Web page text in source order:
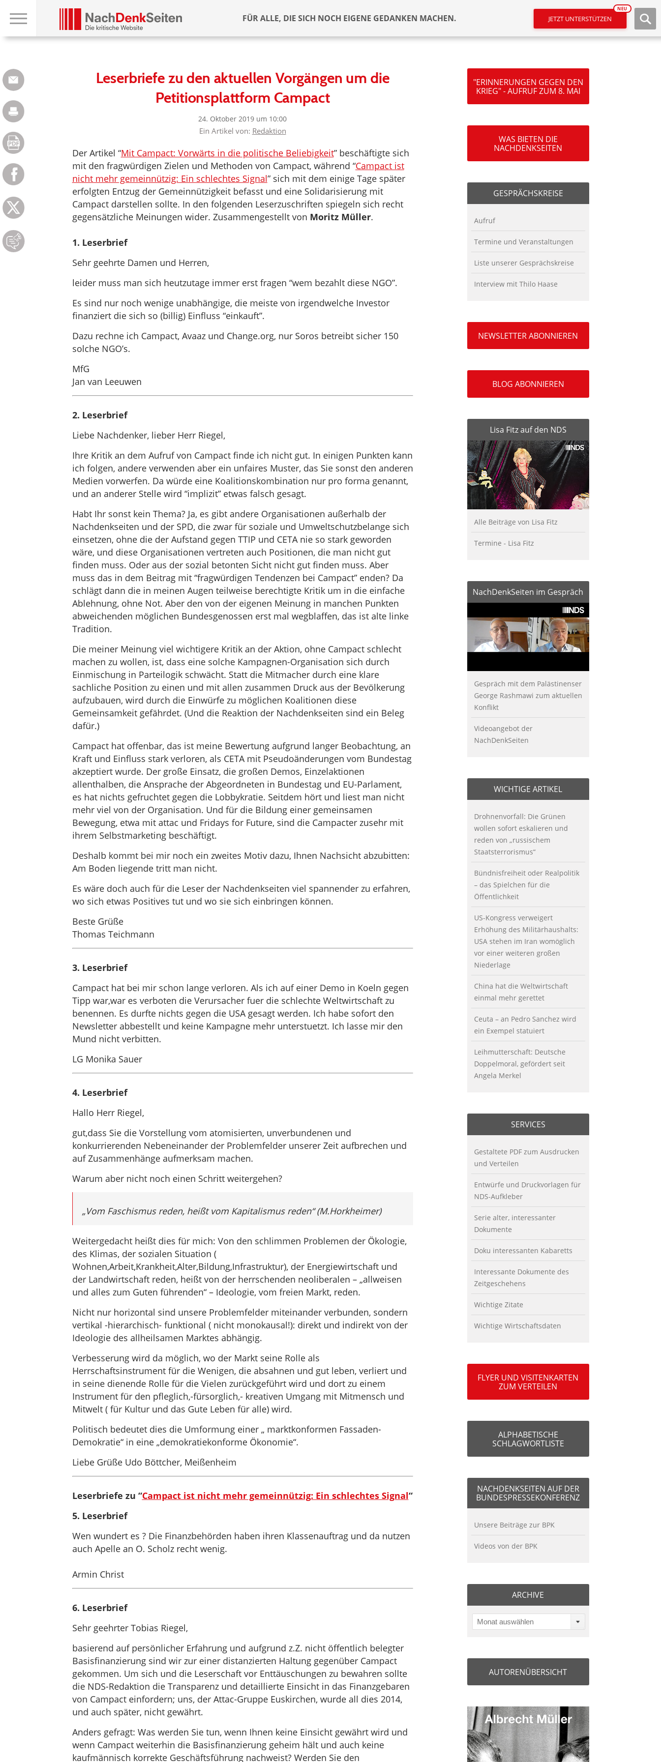
FÜR ALLE, DIE SICH NOCH EIGENE GEDANKEN MACHEN. JETZT UNTERSTÜTZEN
NEU
Leserbriefe zu den aktuellen Vorgängen um die
Petitionsplattform Campact
24. Oktober 2019 um 10:00
Ein Artikel von: Redaktion
Der Artikel “Mit Campact: Vorwärts in die politische Beliebigkeit” beschäftigte sich
mit den fragwürdigen Zielen und Methoden von Campact, während “Campact ist
nicht mehr gemeinnützig: Ein schlechtes Signal” sich mit dem einige Tage später
erfolgten Entzug der Gemeinnützigkeit befasst und eine Solidarisierung mit
Campact darstellen sollte. In den folgenden Leserzuschriften spiegeln sich recht
gegensätzliche Meinungen wider. Zusammengestellt von Moritz Müller.
1. Leserbrief
Sehr geehrte Damen und Herren,
leider muss man sich heutzutage immer erst fragen “wem bezahlt diese NGO”.
Es sind nur noch wenige unabhängige, die meiste von irgendwelche Investor
finanziert die sich so (billig) Einfluss “einkauft”.
Dazu rechne ich Campact, Avaaz und Change.org, nur Soros betreibt sicher 150
solche NGO’s.
MfG
Jan van Leeuwen
2. Leserbrief
Liebe Nachdenker, lieber Herr Riegel,
Ihre Kritik an dem Aufruf von Campact finde ich nicht gut. In einigen Punkten kann
ich folgen, andere verwenden aber ein unfaires Muster, das Sie sonst den anderen
Medien vorwerfen. Da würde eine Koalitionskombination nur pro forma genannt,
und an anderer Stelle wird “implizit” etwas falsch gesagt.
Habt Ihr sonst kein Thema? Ja, es gibt andere Organisationen außerhalb der
Nachdenkseiten und der SPD, die zwar für soziale und Umweltschutzbelange sich
einsetzen, ohne die der Aufstand gegen TTIP und CETA nie so stark geworden
wäre, und diese Organisationen vertreten auch Positionen, die man nicht gut
finden muss. Oder aus der sozial betonten Sicht nicht gut finden muss. Aber
muss das in dem Beitrag mit “fragwürdigen Tendenzen bei Campact” enden? Da
schlägt dann die in meinen Augen teilweise berechtigte Kritik um in die einfache
Ablehnung, ohne Not. Aber den von der eigenen Meinung in manchen Punkten
abweichenden möglichen Bundesgenossen erst mal wegblaffen, das ist alte linke
Tradition.
Die meiner Meinung viel wichtigere Kritik an der Aktion, ohne Campact schlecht
machen zu wollen, ist, dass eine solche Kampagnen-Organisation sich durch
Einmischung in Parteilogik schwächt. Statt die Mitmacher durch eine klare
sachliche Position zu einen und mit allen zusammen Druck aus der Bevölkerung
aufzubauen, wird durch die Einwürfe zu möglichen Koalitionen diese
Gemeinsamkeit gefährdet. (Und die Reaktion der Nachdenkseiten sind ein Beleg
dafür.)
Campact hat offenbar, das ist meine Bewertung aufgrund langer Beobachtung, an
Kraft und Einfluss stark verloren, als CETA mit Pseudoänderungen vom Bundestag
akzeptiert wurde. Der große Einsatz, die großen Demos, Einzelaktionen
allenthalben, die Ansprache der Abgeordneten in Bundestag und EU-Parlament,
es hat nichts gefruchtet gegen die Lobbykratie. Seitdem hört und liest man nicht
mehr viel von der Organisation. Und für die Bildung einer gemeinsamen
Bewegung, etwa mit attac und Fridays for Future, sind die Campacter zusehr mit
ihrem Selbstmarketing beschäftigt.
Deshalb kommt bei mir noch ein zweites Motiv dazu, Ihnen Nachsicht abzubitten:
Am Boden liegende tritt man nicht.
Es wäre doch auch für die Leser der Nachdenkseiten viel spannender zu erfahren,
wo sich etwas Positives tut und wo sie sich einbringen können.
Beste Grüße
Thomas Teichmann
3. Leserbrief
Campact hat bei mir schon lange verloren. Als ich auf einer Demo in Koeln gegen
Tipp war,war es verboten die Verursacher fuer die schlechte Weltwirtschaft zu
benennen. Es durfte nichts gegen die USA gesagt werden. Ich habe sofort den
Newsletter abbestellt und keine Kampagne mehr unterstuetzt. Ich lasse mir den
Mund nicht verbitten.
LG Monika Sauer
4. Leserbrief
Hallo Herr Riegel,
gut,dass Sie die Vorstellung vom atomisierten, unverbundenen und
konkurrierenden Nebeneinander der Problemfelder unserer Zeit aufbrechen und
auf Zusammenhänge aufmerksam machen.
Warum aber nicht noch einen Schritt weitergehen?
„Vom Faschismus reden, heißt vom Kapitalismus reden“ (M.Horkheimer)
Weitergedacht heißt dies für mich: Von den schlimmen Problemen der Ökologie,
des Klimas, der sozialen Situation (
Wohnen,Arbeit,Krankheit,Alter,Bildung,Infrastruktur), der Energiewirtschaft und
der Landwirtschaft reden, heißt von der herrschenden neoliberalen – „allweisen
und alles zum Guten führenden“ – Ideologie, vom freien Markt, reden.
Nicht nur horizontal sind unsere Problemfelder miteinander verbunden, sondern
vertikal -hierarchisch- funktional ( nicht monokausal!): direkt und indirekt von der
Ideologie des allheilsamen Marktes abhängig.
Verbesserung wird da möglich, wo der Markt seine Rolle als
Herrschaftsinstrument für die Wenigen, die absahnen und gut leben, verliert und
in seine dienende Rolle für die Vielen zurückgeführt wird und dort zu einem
Instrument für den pfleglich,-fürsorglich,- kreativen Umgang mit Mitmensch und
Mitwelt ( für Kultur und das Gute Leben für alle) wird.
Politisch bedeutet dies die Umformung einer „ marktkonformen Fassaden-
Demokratie“ in eine „demokratiekonforme Ökonomie“.
Liebe Grüße Udo Böttcher, Meißenheim
Leserbriefe zu “Campact ist nicht mehr gemeinnützig: Ein schlechtes Signal“
5. Leserbrief
Wen wundert es ? Die Finanzbehörden haben ihren Klassenauftrag und da nutzen
auch Apelle an O. Scholz recht wenig.
Armin Christ
6. Leserbrief
Sehr geehrter Tobias Riegel,
basierend auf persönlicher Erfahrung und aufgrund z.Z. nicht öffentlich belegter
Basisfinanzierung sind wir zur einer distanzierten Haltung gegenüber Campact
gekommen. Um sich und die Leserschaft vor Enttäuschungen zu bewahren sollte
die NDS-Redaktion die Transparenz und detaillierte Einsicht in das Finanzgebaren
von Campact einfordern; uns, der Attac-Gruppe Euskirchen, wurde all dies 2014,
und auch später, nicht gewährt.
Anders gefragt: Was werden Sie tun, wenn Ihnen keine Einsicht gewährt wird und
wenn Campact weiterhin die Basisfinanzierung geheim hält und auch keine
kaufmännisch korrekte Geschäftsführung nachweist? Werden Sie den
"ERINNERUNGEN GEGEN DEN
KRIEG" - AUFRUF ZUM 8. MAI
WAS BIETEN DIE
NACHDENKSEITEN
GESPRÄCHSKREISE
Aufruf
Termine und Veranstaltungen
Liste unserer Gesprächskreise
Interview mit Thilo Haase
NEWSLETTER ABONNIEREN
BLOG ABONNIEREN
Lisa Fitz auf den NDS
Alle Beiträge von Lisa Fitz
Termine - Lisa Fitz
NachDenkSeiten im Gespräch
Gespräch mit dem Palästinenser
George Rashmawi zum aktuellen
Konflikt
Videoangebot der
NachDenkSeiten
WICHTIGE ARTIKEL
Drohnenvorfall: Die Grünen
wollen sofort eskalieren und
reden von „russischem
Staatsterrorismus“
Bündnisfreiheit oder Realpolitik
– das Spielchen für die
Öffentlichkeit
US-Kongress verweigert
Erhöhung des Militärhaushalts:
USA stehen im Iran womöglich
vor einer weiteren großen
Niederlage
China hat die Weltwirtschaft
einmal mehr gerettet
Ceuta – an Pedro Sanchez wird
ein Exempel statuiert
Leihmutterschaft: Deutsche
Doppelmoral, gefördert seit
Angela Merkel
SERVICES
Gestaltete PDF zum Ausdrucken
und Verteilen
Entwürfe und Druckvorlagen für
NDS-Aufkleber
Serie alter, interessanter
Dokumente
Doku interessanten Kabaretts
Interessante Dokumente des
Zeitgeschehens
Wichtige Zitate
Wichtige Wirtschaftsdaten
FLYER UND VISITENKARTEN
ZUM VERTEILEN
ALPHABETISCHE
SCHLAGWORTLISTE
NACHDENKSEITEN AUF DER
BUNDESPRESSEKONFERENZ
Unsere Beiträge zur BPK
Videos von der BPK
ARCHIVE
Monat auswählen
AUTORENÜBERSICHT